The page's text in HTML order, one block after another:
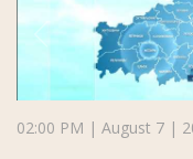
02:00 PM | August 7 |